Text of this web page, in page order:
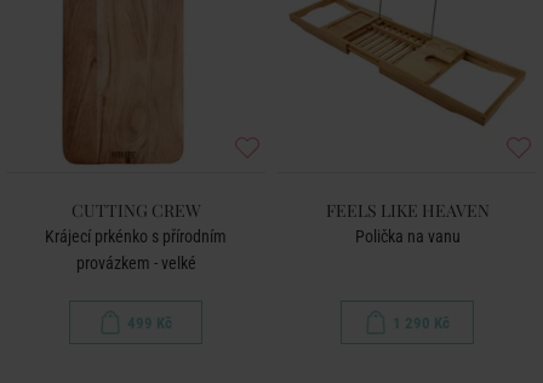
CUTTING CREW
Krájecí prkénko s přírodním
provázkem - velké
499 Kč
FEELS LIKE HEAVEN
Polička na vanu
1 290 Kč